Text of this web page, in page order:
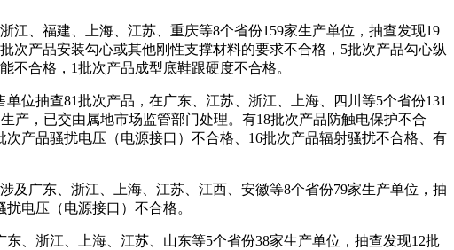
、福建、上海、江苏、重庆等8个省份159家生产单位，抽查发现19
次产品安装勾心或其他刚性支撑材料的要求不合格，5批次产品勾心纵
不合格，1批次产品成型底鞋跟硬度不合格。
抽查81批次产品，在广东、江苏、浙江、上海、四川等5个省份131
产，已交由属地市场监管部门处理。有18批次产品防触电保护不合
产品骚扰电压（电源接口）不合格、16批次产品辐射骚扰不合格、有
广东、浙江、上海、江苏、江西、安徽等8个省份79家生产单位，抽
电压（电源接口）不合格。
、浙江、上海、江苏、山东等5个省份38家生产单位，抽查发现12批